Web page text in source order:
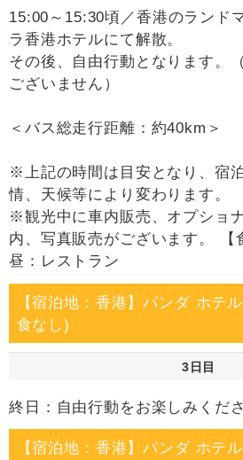
15:00～15:30頃／香港のランド
ラ香港ホテルにて解散。
その後、自由行動となります。
ございません）
＜バス総走行距離：約40km＞
※上記の時間は目安となり、宿
情、天候等により変わります。
※観光中に車内販売、オプショ
内、写真販売がございます。 【
昼：レストラン
【宿泊地：香港】パンダ ホテ
食なし)
3日目
終日：自由行動をお楽しみくださ
【宿泊地：香港】パンダ ホテ